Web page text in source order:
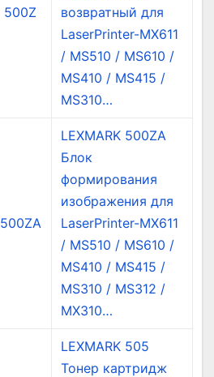
500Z
возвратный для
LaserPrinter-MX611
/ MS510 / MS610 /
MS410 / MS415 /
MS310…
500ZA
LEXMARK 500ZA
Блок
формирования
изображения для
LaserPrinter-MX611
/ MS510 / MS610 /
MS410 / MS415 /
MS310 / MS312 /
MX310…
LEXMARK 505
Тонер картридж